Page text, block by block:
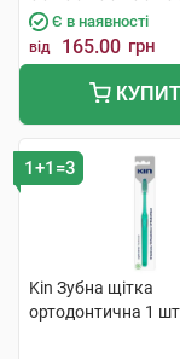
Є в наявності
від 165.00 грн
1+1=3
Kin Зубна щітка
ортодонтична 1 шт